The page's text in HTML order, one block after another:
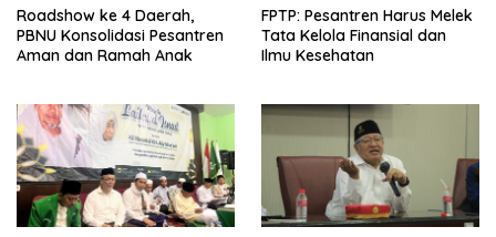
Roadshow ke 4 Daerah,
PBNU Konsolidasi Pesantren
Aman dan Ramah Anak
FPTP: Pesantren Harus Melek
Tata Kelola Finansial dan
Ilmu Kesehatan